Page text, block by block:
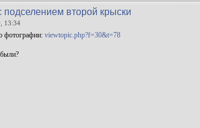
подселением второй крыски
13:34
фотографии:viewtopic.php?f=30&t=78